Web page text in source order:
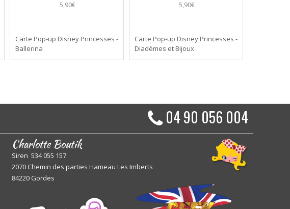
5,90€
Carte Pop-up Disney Princesses -
Ballerina
5,90€
Carte Pop-up Disney Princesses -
Diadèmes et Bijoux
04 90 056 004
Charlotte Boutik
Siren 534 055 157
2070 Chemin des parties Hameau Les Imberts
84220 Gordes